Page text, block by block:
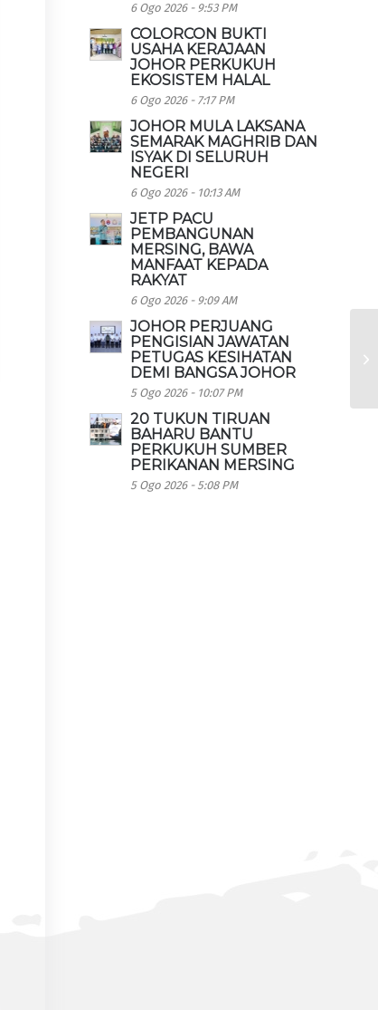
6 Ogo 2026 - 9:53 PM
COLORCON BUKTI
USAHA KERAJAAN
JOHOR PERKUKUH
EKOSISTEM HALAL
6 Ogo 2026 - 7:17 PM
JOHOR MULA LAKSANA
SEMARAK MAGHRIB DAN
ISYAK DI SELURUH
NEGERI
6 Ogo 2026 - 10:13 AM
JETP PACU
PEMBANGUNAN
MERSING, BAWA
MANFAAT KEPADA
RAKYAT
6 Ogo 2026 - 9:09 AM
JOHOR PERJUANG
PENGISIAN JAWATAN
PETUGAS KESIHATAN
DEMI BANGSA JOHOR
5 Ogo 2026 - 10:07 PM
20 TUKUN TIRUAN
BAHARU BANTU
PERKUKUH SUMBER
PERIKANAN MERSING
5 Ogo 2026 - 5:08 PM